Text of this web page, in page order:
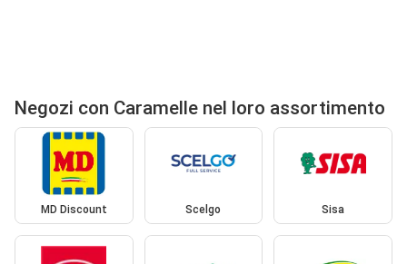
Negozi con Caramelle nel loro assortimento
MD Discount Scelgo Sisa